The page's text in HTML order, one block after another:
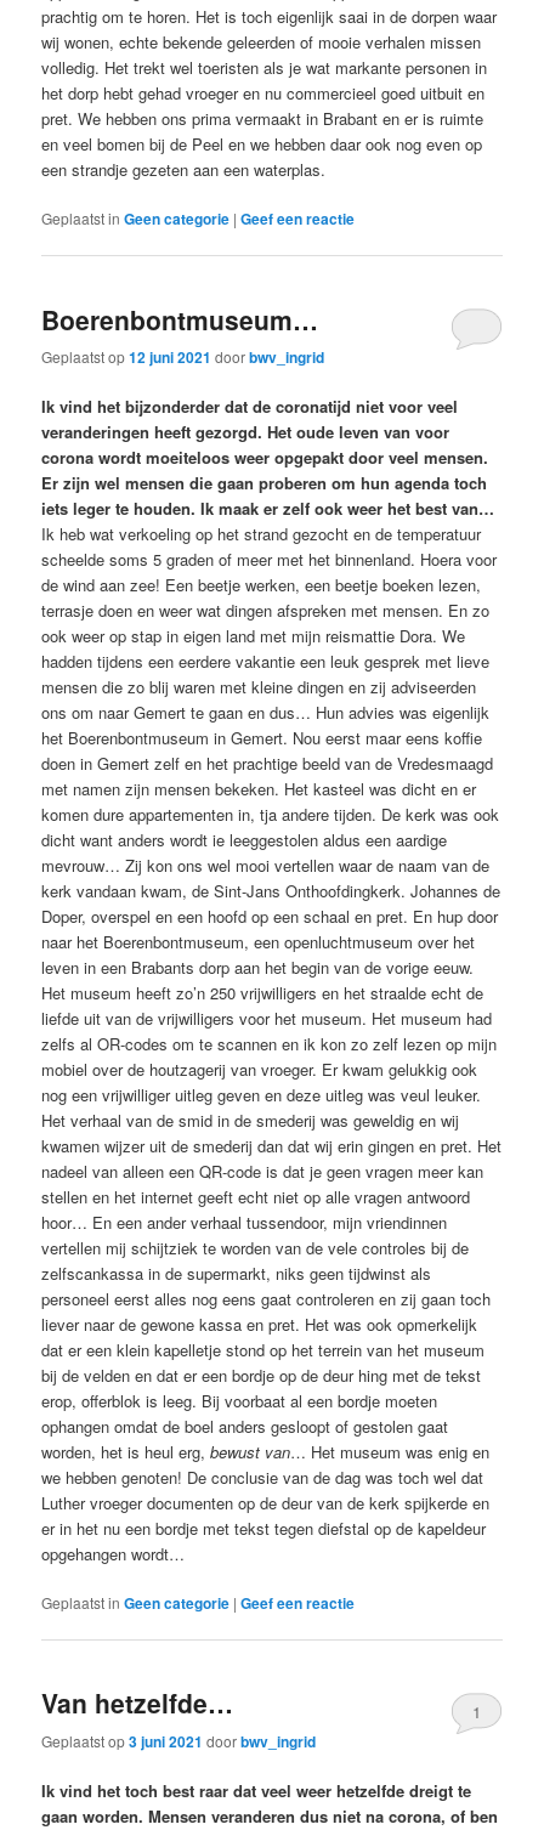
prachtig om te horen. Het is toch eigenlijk saai in de dorpen waar
wij wonen, echte bekende geleerden of mooie verhalen missen
volledig. Het trekt wel toeristen als je wat markante personen in
het dorp hebt gehad vroeger en nu commercieel goed uitbuit en
pret. We hebben ons prima vermaakt in Brabant en er is ruimte
en veel bomen bij de Peel en we hebben daar ook nog even op
een strandje gezeten aan een waterplas.
Geplaatst in Geen categorie |Geef een reactie
Boerenbontmuseum…
Geplaatst op12 juni 2021 doorbwv_ingrid
Ik vind het bijzonderder dat de coronatijd niet voor veel
veranderingen heeft gezorgd. Het oude leven van voor
corona wordt moeiteloos weer opgepakt door veel mensen.
Er zijn wel mensen die gaan proberen om hun agenda toch
iets leger te houden. Ik maak er zelf ook weer het best van…
Ik heb wat verkoeling op het strand gezocht en de temperatuur
scheelde soms 5 graden of meer met het binnenland. Hoera voor
de wind aan zee! Een beetje werken, een beetje boeken lezen,
terrasje doen en weer wat dingen afspreken met mensen. En zo
ook weer op stap in eigen land met mijn reismattie Dora. We
hadden tijdens een eerdere vakantie een leuk gesprek met lieve
mensen die zo blij waren met kleine dingen en zij adviseerden
ons om naar Gemert te gaan en dus… Hun advies was eigenlijk
het Boerenbontmuseum in Gemert. Nou eerst maar eens koffie
doen in Gemert zelf en het prachtige beeld van de Vredesmaagd
met namen zijn mensen bekeken. Het kasteel was dicht en er
komen dure appartementen in, tja andere tijden. De kerk was ook
dicht want anders wordt ie leeggestolen aldus een aardige
mevrouw… Zij kon ons wel mooi vertellen waar de naam van de
kerk vandaan kwam, de Sint-Jans Onthoofdingkerk. Johannes de
Doper, overspel en een hoofd op een schaal en pret. En hup door
naar het Boerenbontmuseum, een openluchtmuseum over het
leven in een Brabants dorp aan het begin van de vorige eeuw.
Het museum heeft zo’n 250 vrijwilligers en het straalde echt de
liefde uit van de vrijwilligers voor het museum. Het museum had
zelfs al OR-codes om te scannen en ik kon zo zelf lezen op mijn
mobiel over de houtzagerij van vroeger. Er kwam gelukkig ook
nog een vrijwilliger uitleg geven en deze uitleg was veul leuker.
Het verhaal van de smid in de smederij was geweldig en wij
kwamen wijzer uit de smederij dan dat wij erin gingen en pret. Het
nadeel van alleen een QR-code is dat je geen vragen meer kan
stellen en het internet geeft echt niet op alle vragen antwoord
hoor… En een ander verhaal tussendoor, mijn vriendinnen
vertellen mij schijtziek te worden van de vele controles bij de
zelfscankassa in de supermarkt, niks geen tijdwinst als
personeel eerst alles nog eens gaat controleren en zij gaan toch
liever naar de gewone kassa en pret. Het was ook opmerkelijk
dat er een klein kapelletje stond op het terrein van het museum
bij de velden en dat er een bordje op de deur hing met de tekst
erop, offerblok is leeg. Bij voorbaat al een bordje moeten
ophangen omdat de boel anders gesloopt of gestolen gaat
worden, het is heul erg,bewust van… Het museum was enig en
we hebben genoten! De conclusie van de dag was toch wel dat
Luther vroeger documenten op de deur van de kerk spijkerde en
er in het nu een bordje met tekst tegen diefstal op de kapeldeur
opgehangen wordt…
Geplaatst in Geen categorie |Geef een reactie
Van hetzelfde…
Geplaatst op3 juni 2021 doorbwv_ingrid
1
Ik vind het toch best raar dat veel weer hetzelfde dreigt te
gaan worden. Mensen veranderen dus niet na corona, of ben